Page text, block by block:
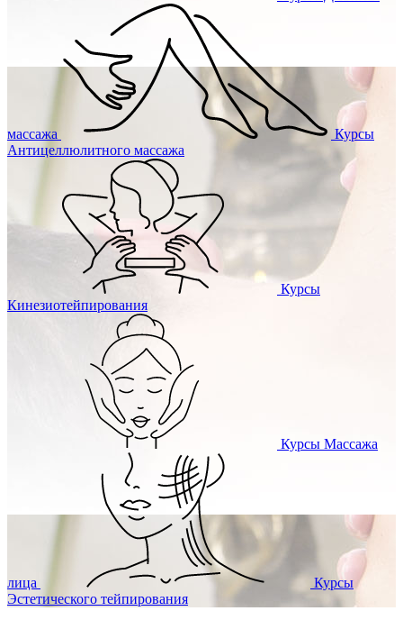
массажа
Курсы
Антицеллюлитного массажа
Курсы
Кинезиотейпирования
Курсы Массажа
лица
Курсы
Эстетического тейпирования